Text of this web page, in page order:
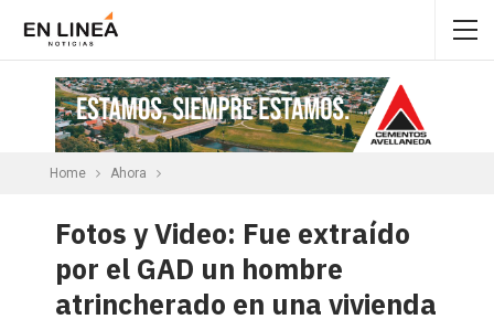
Home Ahora
Fotos y Video: Fue extraído
por el GAD un hombre
atrincherado en una vivienda